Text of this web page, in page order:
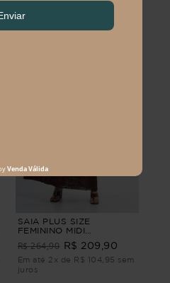
SAIA PLUS SIZE
FEMININO MIDI
ROMANTIQUE Marrom G3
R$ 264,90 R$ 209,90
Em até 2x de R$ 104,95 sem
juros